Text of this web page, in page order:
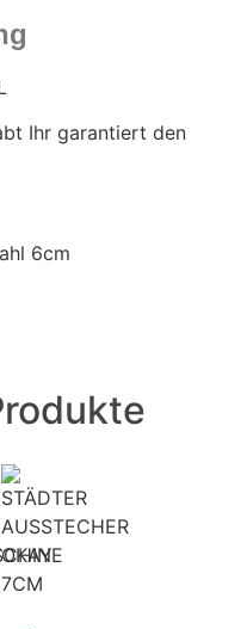
Ihr garantiert den
6cm